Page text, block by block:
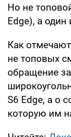
Но не
Edge), а один
Как
не топовых
обращение
S6 Edge, а о
которую им